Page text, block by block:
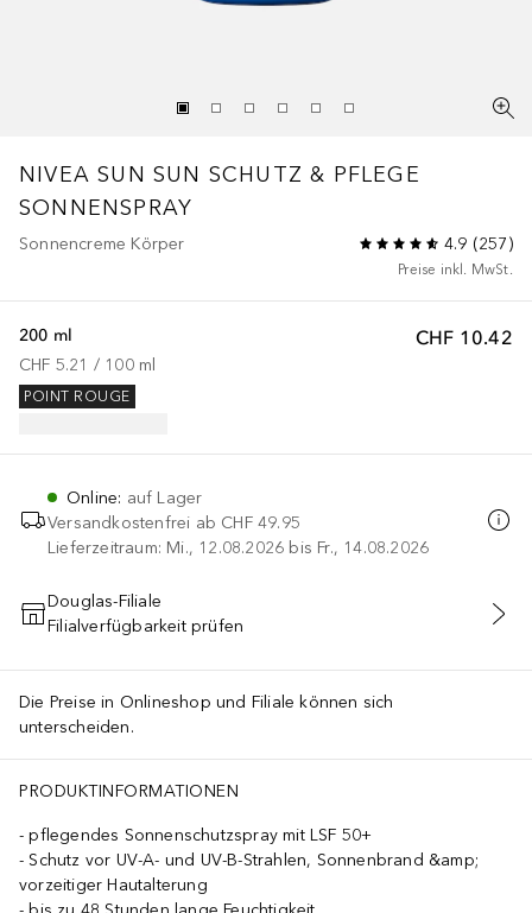
NIVEA SUN SUN SCHUTZ & PFLEGE
SONNENSPRAY
Sonnencreme Körper 4.9 (257)
Preise inkl. MwSt.
CHF 10.42
200 ml
CHF 5.21 / 100 ml
POINT ROUGE
Online: auf Lager
Versandkostenfrei ab CHF 49.95
Lieferzeitraum: Mi., 12.08.2026 bis Fr., 14.08.2026
IN DEN WARENKORB
Douglas-Filiale
Filialverfügbarkeit prüfen
Die Preise in Onlineshop und Filiale können sich
unterscheiden.
PRODUKTINFORMATIONEN
pflegendes Sonnenschutzspray mit LSF 50+
Schutz vor UV-A- und UV-B-Strahlen, Sonnenbrand &amp;
vorzeitiger Hautalterung